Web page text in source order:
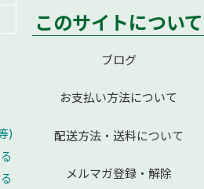
)
このサイトについて
ブログ
お支払い方法について
配送方法・送料について
メルマガ登録・解除